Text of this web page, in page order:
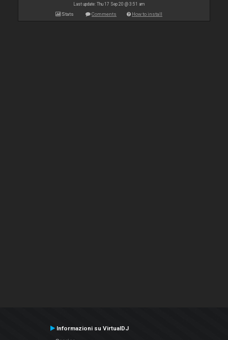
Last update: Thu 17 Sep 20 @ 3:51 am
Stats Comments How to install
Informazioni su VirtualDJ